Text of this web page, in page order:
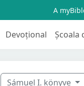
A
Devoțional Școala
Sámuel I. könyve